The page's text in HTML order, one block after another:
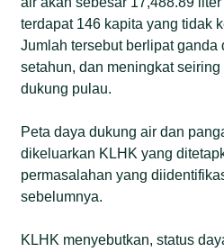
terdapat 146 kapita yang tidak
Jumlah tersebut berlipat ganda
setahun, dan meningkat
dukung pulau.
Peta daya dukung air dan
dikeluarkan KLHK yang
permasalahan yang
sebelumnya.
KLHK menyebutkan, status